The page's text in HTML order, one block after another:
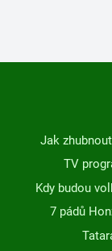
Jak zhubnout
TV
Kdy budou
7 pádů